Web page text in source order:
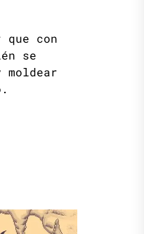
que con
se
moldear